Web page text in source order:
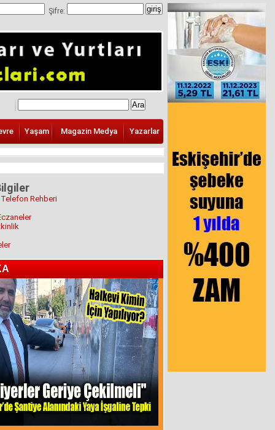
Şifre:
Yaşam Magazin Medya Yazarlar
Rehberi